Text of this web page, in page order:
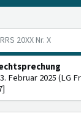
Februar 2025 (LG